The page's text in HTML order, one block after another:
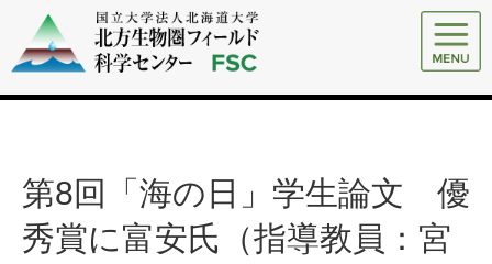
第8回「海の日」学生論文 優
秀賞に富安氏（指導教員：宮